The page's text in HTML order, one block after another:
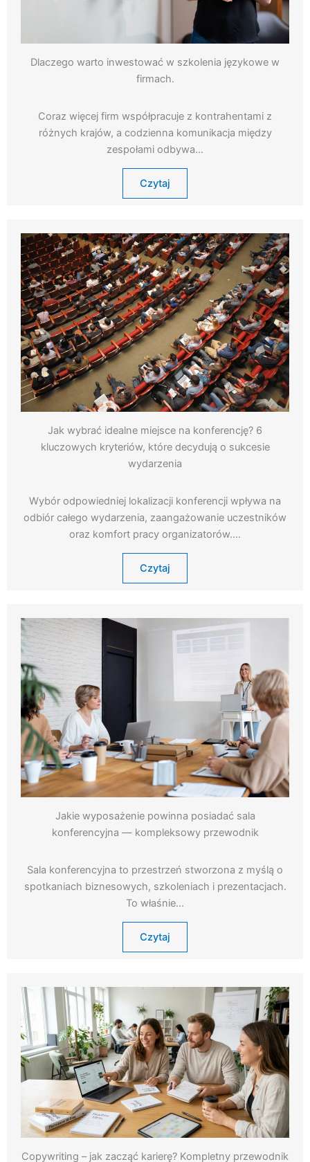
Dlaczego warto inwestować w szkolenia językowe w
firmach.
Coraz więcej firm współpracuje z kontrahentami z
różnych krajów, a codzienna komunikacja między
zespołami odbywa…
Czytaj
Jak wybrać idealne miejsce na konferencję? 6
kluczowych kryteriów, które decydują o sukcesie
wydarzenia
Wybór odpowiedniej lokalizacji konferencji wpływa na
odbiór całego wydarzenia, zaangażowanie uczestników
oraz komfort pracy organizatorów….
Czytaj
Jakie wyposażenie powinna posiadać sala
konferencyjna — kompleksowy przewodnik
Sala konferencyjna to przestrzeń stworzona z myślą o
spotkaniach biznesowych, szkoleniach i prezentacjach.
To właśnie…
Czytaj
Copywriting – jak zacząć karierę? Kompletny przewodnik